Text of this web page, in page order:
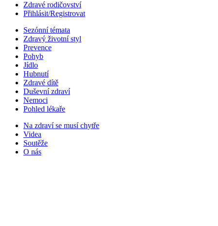
Zdravé rodičovství
Přihlásit/Registrovat
Sezónní témata
Zdravý životní styl
Prevence
Pohyb
Jídlo
Hubnutí
Zdravé dítě
Duševní zdraví
Nemoci
Pohled lékaře
Na zdraví se musí chytře
Videa
Soutěže
O nás